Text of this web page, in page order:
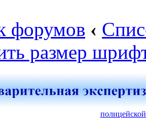
форумов ‹
размер